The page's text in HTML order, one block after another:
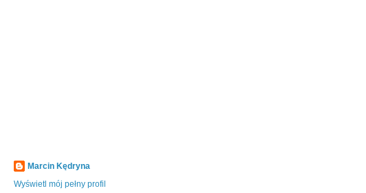
Marcin Kędryna
Wyświetl mój pełny profil